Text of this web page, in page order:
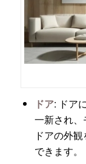
ドア: ドア
一新され、
ドアの外
できます。